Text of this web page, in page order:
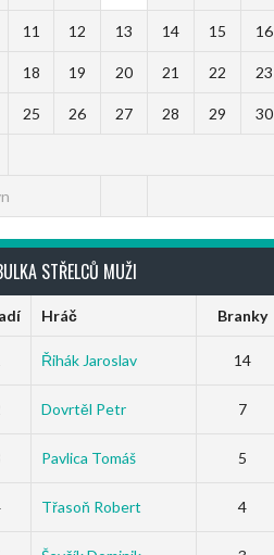
11 12 13 14 15 16
18 19 20 21 22 23
25 26 27 28 29 30
STŘELCŮ MUŽI
Hráč Branky
Řihák Jaroslav 14
Dovrtěl Petr 7
Pavlica Tomáš 5
Třasoň Robert 4